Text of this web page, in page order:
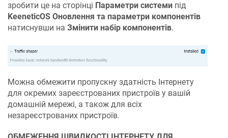
зробити це на сторінці Параметри системи під
KeeneticOS Оновлення та параметри компонентів
натиснувши на Змінити набір компонентів.
Можна обмежити пропускну здатність Інтернету
для окремих зареєстрованих пристроїв у вашій
домашній мережі, а також для всіх
незареєстрованих пристроїв.